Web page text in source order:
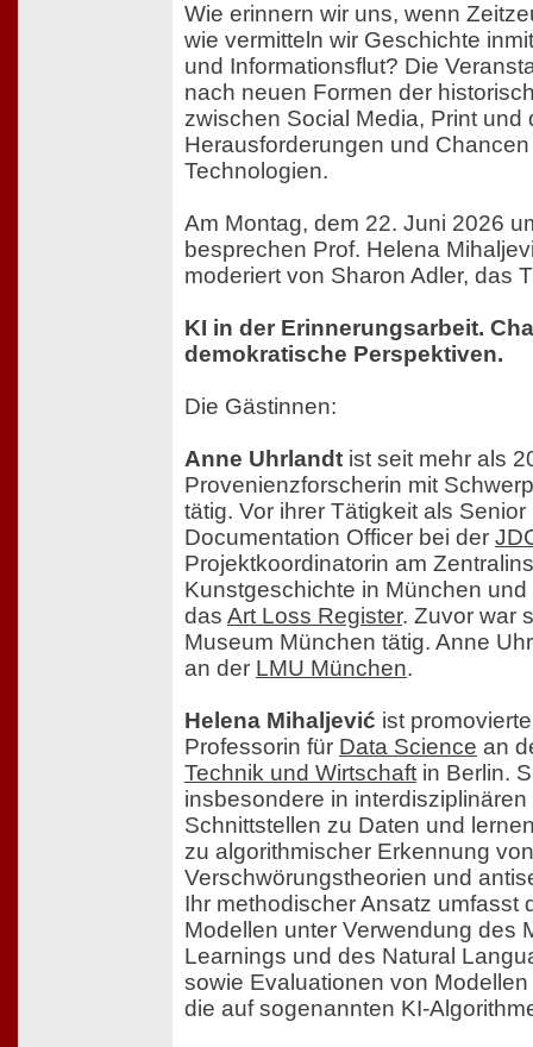
Wie erinnern wir uns, wenn
wie vermitteln wir Geschichte
und Informationsflut? Die
nach neuen Formen der
zwischen Social Media, Print und
Herausforderungen und
Technologien.
Am Montag, dem 22. Juni 2026
besprechen Prof. Helena
moderiert von Sharon Adler, das
KI in der Erinnerungsarbeit.
demokratische Perspektiven.
Die Gästinnen:
Anne Uhrlandt ist seit mehr als
Provenienzforscherin mit
tätig. Vor ihrer Tätigkeit als
Documentation Officer bei der
Projektkoordinatorin am
Kunstgeschichte in München
das Art Loss Register. Zuvor war
Museum München tätig. Anne
an der LMU München.
Helena Mihaljević ist
Professorin für Data Science an
Technik und Wirtschaft in Berlin.
insbesondere in
Schnittstellen zu Daten und
zu algorithmischer Erkennung von
Verschwörungstheorien und
Ihr methodischer Ansatz umfasst
Modellen unter Verwendung des
Learnings und des Natural
sowie Evaluationen von
die auf sogenannten KI-